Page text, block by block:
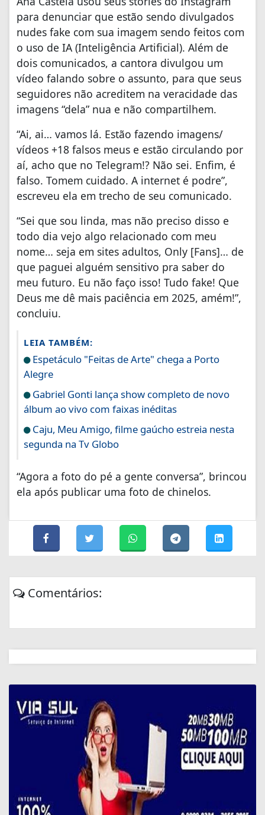
para denunciar que estão sendo divulgados
nudes fake com sua imagem sendo feitos com
o uso de IA (Inteligência Artificial). Além de
dois comunicados, a cantora divulgou um
vídeo falando sobre o assunto, para que seus
seguidores não acreditem na veracidade das
imagens “dela” nua e não compartilhem.
“Ai, ai… vamos lá. Estão fazendo imagens/
vídeos +18 falsos meus e estão circulando por
aí, acho que no Telegram!? Não sei. Enfim, é
falso. Tomem cuidado. A internet é podre”,
escreveu ela em trecho de seu comunicado.
“Sei que sou linda, mas não preciso disso e
todo dia vejo algo relacionado com meu
nome… seja em sites adultos, Only [Fans]… de
que paguei alguém sensitivo pra saber do
meu futuro. Eu não faço isso! Tudo fake! Que
Deus me dê mais paciência em 2025, amém!”,
concluiu.
LEIA TAMBÉM:
Espetáculo "Feitas de Arte" chega a Porto
Alegre
Gabriel Gonti lança show completo de novo
álbum ao vivo com faixas inéditas
Caju, Meu Amigo, filme gaúcho estreia nesta
segunda na Tv Globo
“Agora a foto do pé a gente conversa”, brincou
ela após publicar uma foto de chinelos.
Comentários: